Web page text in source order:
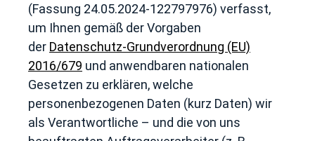
(Fassung 24.05.2024-122797976) verfasst,
um Ihnen gemäß der Vorgaben
der Datenschutz-Grundverordnung (EU)
2016/679 und anwendbaren nationalen
Gesetzen zu erklären, welche
personenbezogenen Daten (kurz Daten) wir
als Verantwortliche – und die von uns